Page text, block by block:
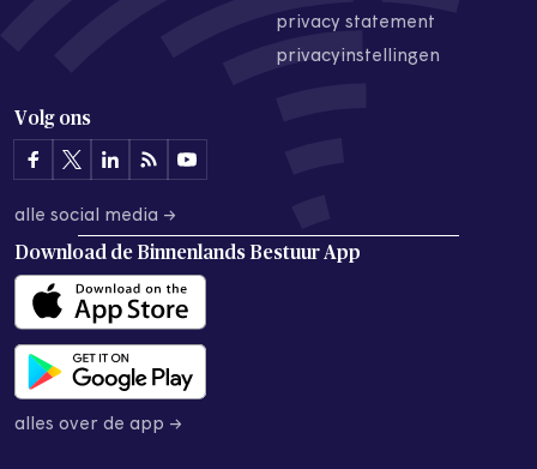
privacy statement
privacyinstellingen
Volg ons
alle social media →
Download de Binnenlands Bestuur App
alles over de app →